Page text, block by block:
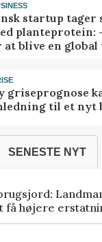
startup tager
planteprotein:
at blive en global
griseprognose
til et nyt
SENESTE NYT
få højere